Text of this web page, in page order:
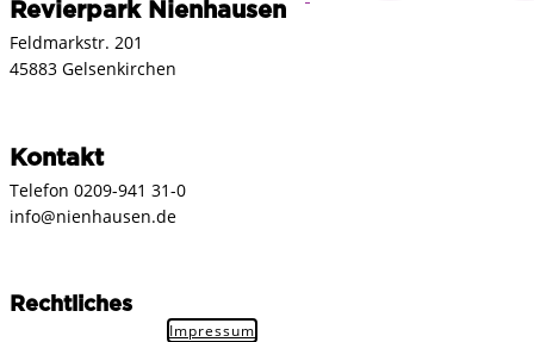
Revierpark Nienhausen
Feldmarkstr. 201
45883 Gelsenkirchen
Kontakt
Telefon 0209-941 31-0
info@nienhausen.de
Rechtliches
Impressum